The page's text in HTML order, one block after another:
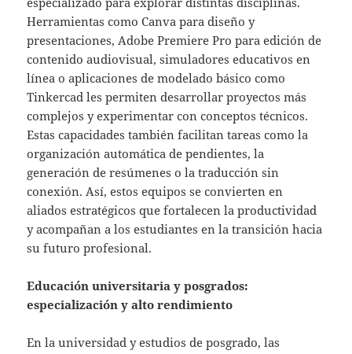
Herramientas como Canva para diseño y
presentaciones, Adobe Premiere Pro para edición de
contenido audiovisual, simuladores educativos en
línea o aplicaciones de modelado básico como
Tinkercad les permiten desarrollar proyectos más
complejos y experimentar con conceptos técnicos.
Estas capacidades también facilitan tareas como la
organización automática de pendientes, la
generación de resúmenes o la traducción sin
conexión. Así, estos equipos se convierten en
aliados estratégicos que fortalecen la productividad
y acompañan a los estudiantes en la transición hacia
su futuro profesional.
Educación universitaria y posgrados:
especialización y alto rendimiento
En la universidad y estudios de posgrado, las